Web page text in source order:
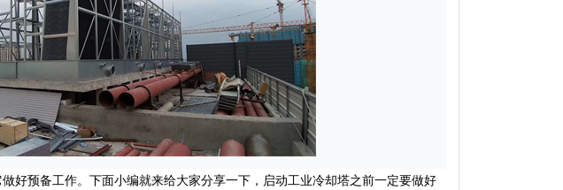
预备工作。下面小编就来给大家分享一下，启动工业冷却塔之前一定要做好